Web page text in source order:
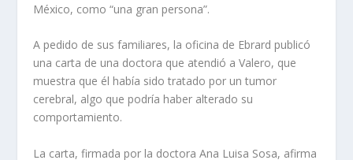
México, como “una gran persona”.
A pedido de sus familiares, la oficina de Ebrard publicó
una carta de una doctora que atendió a Valero, que
muestra que él había sido tratado por un tumor
cerebral, algo que podría haber alterado su
comportamiento.
La carta, firmada por la doctora Ana Luisa Sosa, afirma